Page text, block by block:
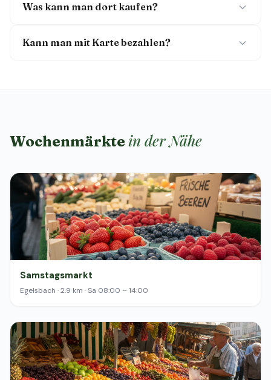
Was kann man dort kaufen?
Kann man mit Karte bezahlen?
Wochenmärkte in der Nähe
Samstagsmarkt
Egelsbach · 2.9 km · Sa 08:00 – 14:00